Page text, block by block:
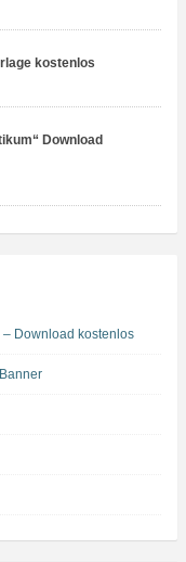
kostenlos
Download
– Download kostenlos